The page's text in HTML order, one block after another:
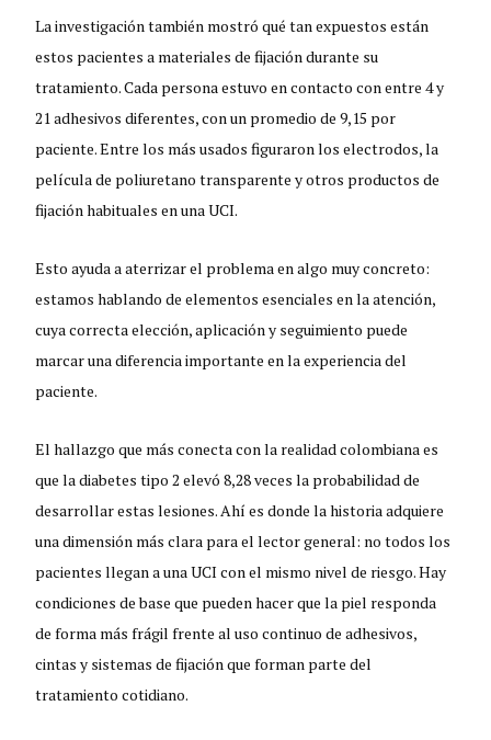
La investigación también mostró qué tan expuestos están
estos pacientes a materiales de fijación durante su
tratamiento. Cada persona estuvo en contacto con entre 4 y
21 adhesivos diferentes, con un promedio de 9,15 por
paciente. Entre los más usados figuraron los electrodos, la
película de poliuretano transparente y otros productos de
fijación habituales en una UCI.
Esto ayuda a aterrizar el problema en algo muy concreto:
estamos hablando de elementos esenciales en la atención,
cuya correcta elección, aplicación y seguimiento puede
marcar una diferencia importante en la experiencia del
paciente.
El hallazgo que más conecta con la realidad colombiana es
que la diabetes tipo 2 elevó 8,28 veces la probabilidad de
desarrollar estas lesiones. Ahí es donde la historia adquiere
una dimensión más clara para el lector general: no todos los
pacientes llegan a una UCI con el mismo nivel de riesgo. Hay
condiciones de base que pueden hacer que la piel responda
de forma más frágil frente al uso continuo de adhesivos,
cintas y sistemas de fijación que forman parte del
tratamiento cotidiano.